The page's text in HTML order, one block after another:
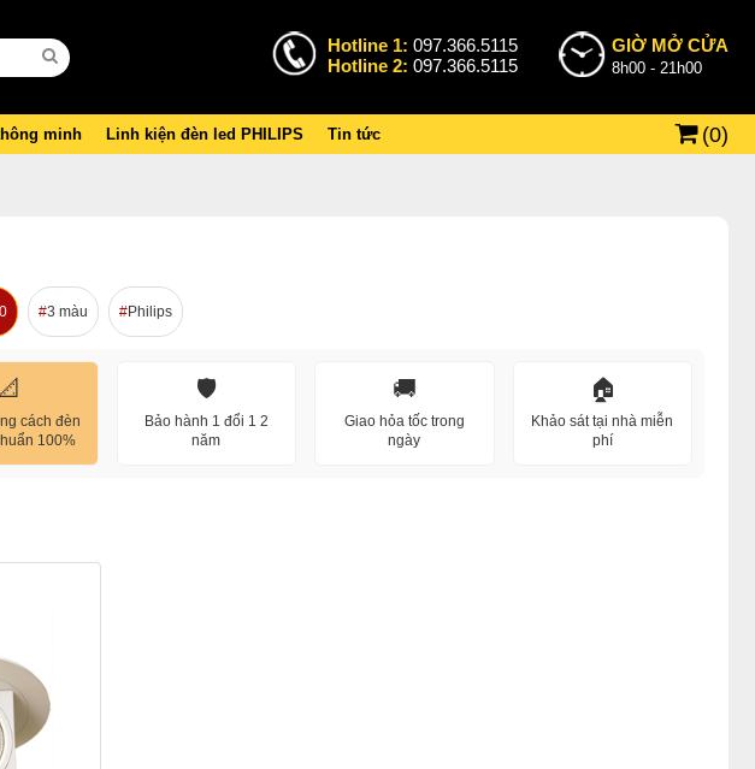
Hotline 1: 097.366.5115
Hotline 2: 097.366.5115
GIỜ MỞ CỬA
8h00 - 21h00
minh Linh kiện đèn led PHILIPS Tin tức (0)
3 màu Philips
cách đèn
100%
🛡️
Bảo hành 1 đổi 1 2
năm
🚚
Giao hỏa tốc trong
ngày
🏠
Khảo sát tại nhà miễn
phí